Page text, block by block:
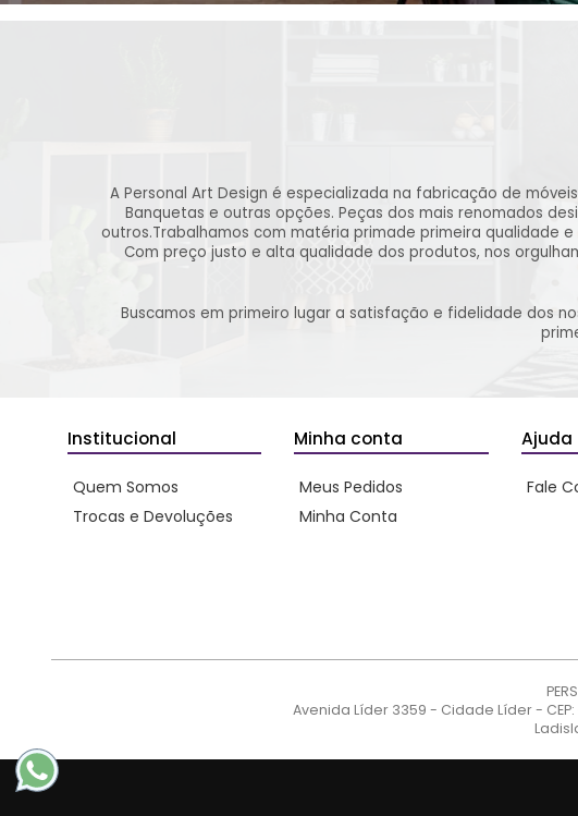
A Personal Art Design é especializada na fabricação de
Banquetas e outras opções. Peças dos mais renomados
outros.Trabalhamos com matéria primade primeira qualidade
Com preço justo e alta qualidade dos produtos, nos
Buscamos em primeiro lugar a satisfação e fidelidade dos
Institucional
Quem Somos
Trocas e Devoluções
Minha conta
Meus Pedidos
Minha Conta
Ajuda
Fale
Avenida Líder 3359 - Cidade Líder -